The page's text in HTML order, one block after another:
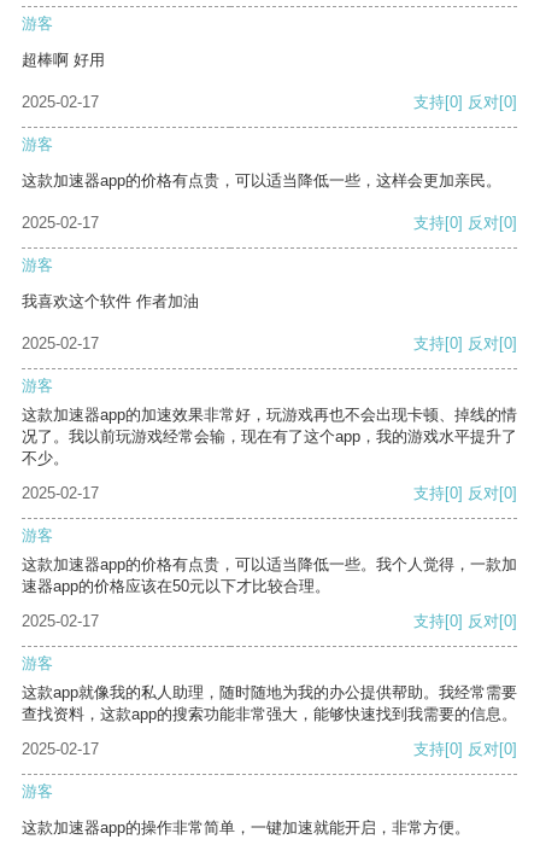
游客
超棒啊 好用
2025-02-17 支持[0] 反对[0]
游客
这款加速器app的价格有点贵，可以适当降低一些，这样会更加亲民。
2025-02-17 支持[0] 反对[0]
游客
我喜欢这个软件 作者加油
2025-02-17 支持[0] 反对[0]
游客
这款加速器app的加速效果非常好，玩游戏再也不会出现卡顿、掉线的情
况了。我以前玩游戏经常会输，现在有了这个app，我的游戏水平提升了
不少。
2025-02-17
支持[0] 反对[0]
游客
这款加速器app的价格有点贵，可以适当降低一些。我个人觉得，一款加
速器app的价格应该在50元以下才比较合理。
2025-02-17
支持[0] 反对[0]
游客
这款app就像我的私人助理，随时随地为我的办公提供帮助。我经常需要
查找资料，这款app的搜索功能非常强大，能够快速找到我需要的信息。
2025-02-17
支持[0] 反对[0]
游客
这款加速器app的操作非常简单，一键加速就能开启，非常方便。